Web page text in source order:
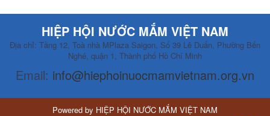
HIỆP HỘI NƯỚC MẮM VIỆT NAM
Địa chỉ: Tầng 12, Toà nhà MPlaza Saigon, Số 39 Lê Duẩn, Phường Bến
Nghé, quận 1, Thành phố Hồ Chí Minh
Email: info@hiephoinuocmamvietnam.org.vn
Powered by HIỆP HỘI NƯỚC MẮM VIỆT NAM